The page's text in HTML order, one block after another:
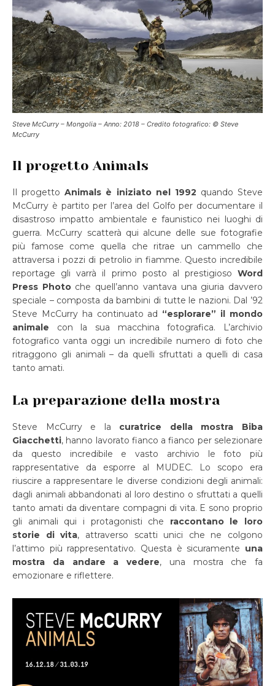
Steve McCurry – Mongolia – Anno: 2018 – Credito fotografico: © Steve
McCurry
Il progetto Animals
Il progettoAnimals è iniziato nel 1992 quando Steve
McCurry è partito per l’area del Golfo per documentare il
disastroso impatto ambientale e faunistico nei luoghi di
guerra. McCurry scatterà qui alcune delle sue fotografie
più famose come quella che ritrae un cammello che
attraversa i pozzi di petrolio in fiamme. Questo incredibile
reportage gli varrà il primo posto al prestigioso Word
Press Photoche quell’anno vantava una giuria davvero
speciale – composta da bambini di tutte le nazioni. Dal ’92
Steve McCurry ha continuato ad “esplorare” il mondo
animale con la sua macchina fotografica. L’archivio
fotografico vanta oggi un incredibile numero di foto che
ritraggono gli animali – da quelli sfruttati a quelli di casa
tanto amati.
La preparazione della mostra
Steve McCurry e la curatrice della mostra Biba
Giacchetti, hanno lavorato fianco a fianco per selezionare
da questo incredibile e vasto archivio le foto più
rappresentative da esporre al MUDEC. Lo scopo era
riuscire a rappresentare le diverse condizioni degli animali:
dagli animali abbandonati al loro destino o sfruttati a quelli
tanto amati da diventare compagni di vita. E sono proprio
gli animali qui i protagonisti che raccontano le loro
storie di vita, attraverso scatti unici che ne colgono
l’attimo più rappresentativo. Questa è sicuramente una
mostra da andare a vedere, una mostra che fa
emozionare e riflettere.